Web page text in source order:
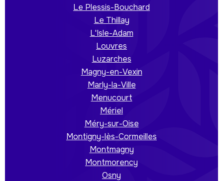
Le Plessis-Bouchard
Le Thillay
L'Isle-Adam
Louvres
Luzarches
Magny-en-Vexin
Marly-la-Ville
Menucourt
Mériel
Méry-sur-Oise
Montigny-lès-Cormeilles
Montmagny
Montmorency
Osny